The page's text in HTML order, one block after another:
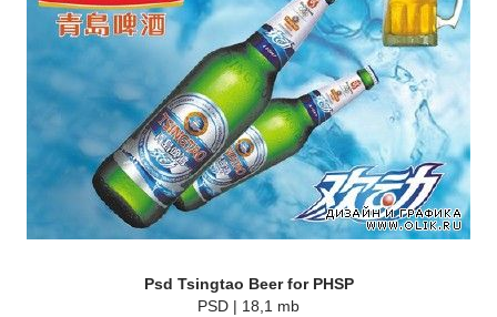
Psd Tsingtao Beer for PHSP
PSD | 18,1 mb